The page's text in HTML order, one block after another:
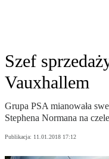
Szef
Vauxhallem
Grupa PSA mianowała
Stephena Normana na
Publikacja: 11.01.2018 17:12